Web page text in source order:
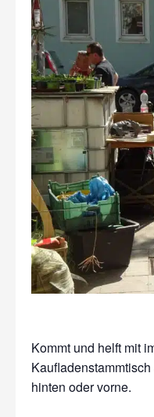
Kommt und helft mit
hinten oder vorne.